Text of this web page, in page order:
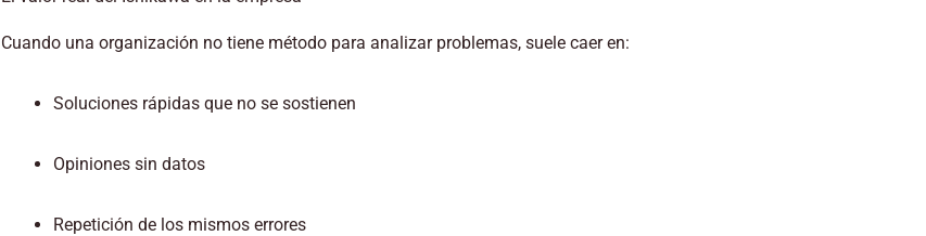
Cuando una organización no tiene método para analizar problemas, suele caer en:
Soluciones rápidas que no se sostienen
Opiniones sin datos
Repetición de los mismos errores